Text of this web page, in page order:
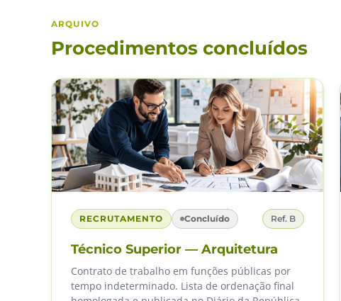
ARQUIVO
Procedimentos concluídos
RECRUTAMENTO Concluído Ref. B
Técnico Superior — Arquitetura
Contrato de trabalho em funções públicas por
tempo indeterminado. Lista de ordenação final